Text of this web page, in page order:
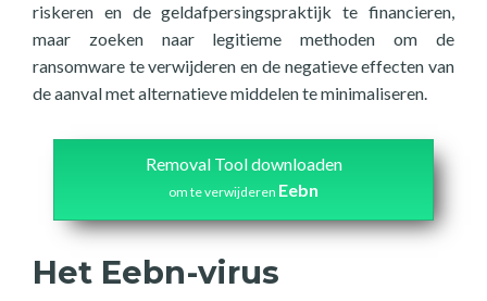
riskeren en de geldafpersingspraktijk te financieren,
maar zoeken naar legitieme methoden om de
ransomware te verwijderen en de negatieve effecten van
de aanval met alternatieve middelen te minimaliseren.
Removal Tool downloaden
om te verwijderen Eebn
Het Eebn-virus